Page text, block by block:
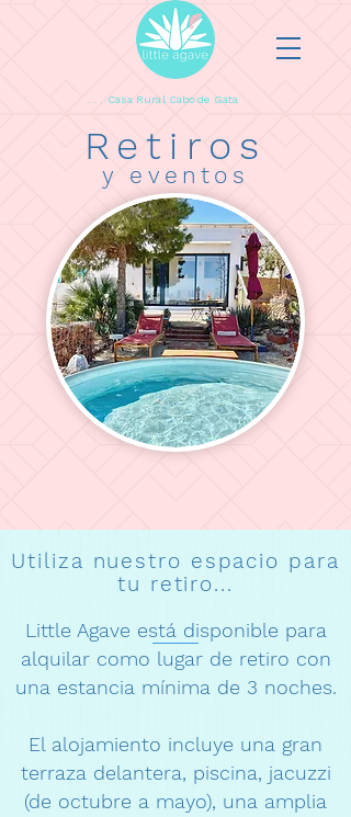
. . . Casa Rural Cabo de Gata
Retiros
y eventos
Utiliza nuestro espacio para
tu retiro...
Little Agave está disponible para
alquilar como lugar de retiro con
una estancia mínima de 3 noches.
El alojamiento incluye una gran
terraza delantera, piscina, jacuzzi
(de octubre a mayo), una amplia